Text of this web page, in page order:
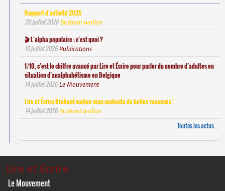
Rapport d’activité 2025
20 juillet 2026 Brabant wallon
🎬 L’alpha populaire : c’est quoi ?
15 juillet 2026 Publications
1/10, c’est le chiffre avancé par Lire et Écrire pour parler du nombre d’adultes en
situation d’analphabétisme en Belgique
14 juillet 2026 Le Mouvement
Lire et Écrire Brabant wallon vous souhaite de belles vacances !
14 juillet 2026 Brabant wallon
Toutes les actus…
Lire et Écrire
Le Mouvement